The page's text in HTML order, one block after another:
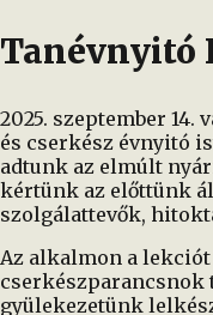
Tanévnyitó
2025. szeptember
és cserkész évnyitó
adtunk az elmúlt
kértünk az előttünk
szolgálattevők,
Az alkalmon a
gyülekezetünk